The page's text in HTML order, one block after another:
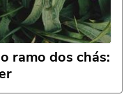
ramo dos chás: